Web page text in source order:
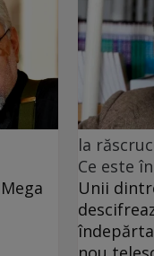
la
Ce este
Unii